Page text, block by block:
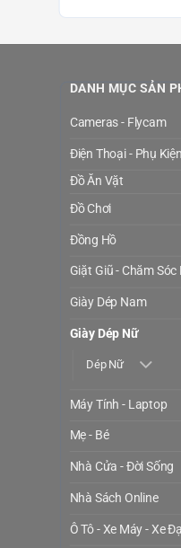
DANH MỤC SẢN
Cameras - Flycam
Điện Thoại - Phụ Kiện
Đồ Ăn Vặt
Đồ Chơi
Đồng Hồ
Giặt Giũ - Chăm
Giày Dép Nam
Giày Dép Nữ
Dép Nữ
Máy Tính - Laptop
Mẹ - Bé
Nhà Cửa - Đời Sống
Nhà Sách Online
Ô Tô - Xe Máy - Xe